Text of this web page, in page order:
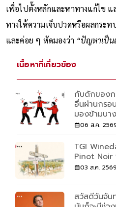
เพื่อไปตั้งหลักและหาทางแก้ไข
ทางให้ความเจ็บปวดหรือผลกระท
และค่อย ๆ หัดมองว่า “ปัญหาเป็น
เนื้อหาที่เกี่ยวข้อง
กับดักของก
อื่นผ่านกรอ
มองข้ามบา
06 ส.ค.
TGI
Pinot Noir
03 ส.ค. 2569
สวัสดีวันจัน